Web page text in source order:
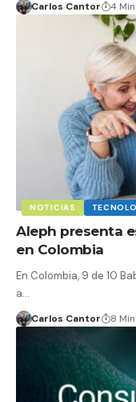
Carlos Cantor 4
NOTICIAS
Aleph presenta
en Colombia
En Colombia, 9 de 10
a…
Carlos Cantor 8